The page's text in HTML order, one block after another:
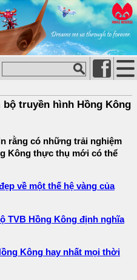
truyền hình Hồng Kông
rằng có những trải nghiệm
Kông thực thụ mới có thể
về một thế hệ vàng của
TVB Hồng Kông định nghĩa
Kông hay nhất mọi thời